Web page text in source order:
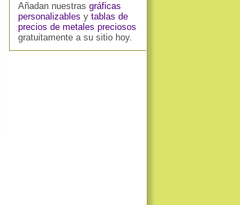
Añadan nuestras gráficas
personalizables y tablas de
precios de metales preciosos
gratuitamente a su sitio hoy.